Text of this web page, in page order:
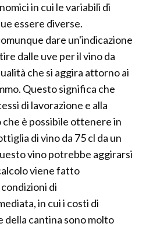
in cui le variabili di
essere diverse.
dare un'indicazione
dalle uve per il vino da
che si aggira attorno ai
Questo significa che
di lavorazione e alla
è possibile ottenere in
di vino da 75 cl da un
vino potrebbe aggirarsi
viene fatto
di
in cui i costi di
della cantina sono molto